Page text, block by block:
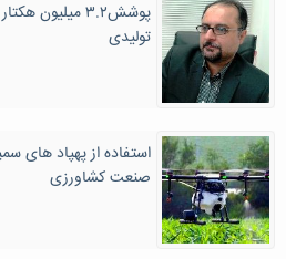
پوشش۳.۲
تولیدی
استفاده از پهپاد های
صنعت کشاورزی